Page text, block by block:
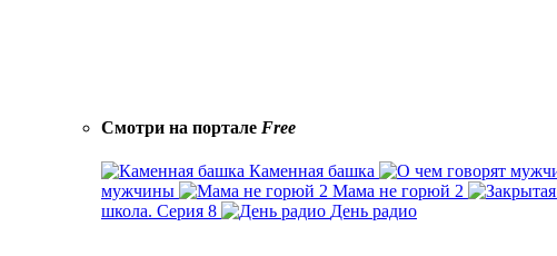
Смотри на портале Free
Каменная башка
мужчины
Мама не горюй 2
школа. Серия 8
День радио